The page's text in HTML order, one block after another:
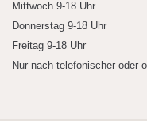
Mittwoch 9-18 Uhr
Donnerstag 9-18 Uhr
Freitag 9-18 Uhr
Nur nach telefonischer oder